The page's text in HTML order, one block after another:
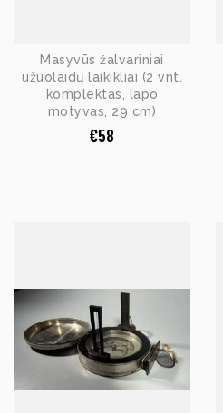
Masyvūs žalvariniai
užuolaidų laikikliai (2 vnt.
komplektas, lapo
motyvas, 29 cm)
€58